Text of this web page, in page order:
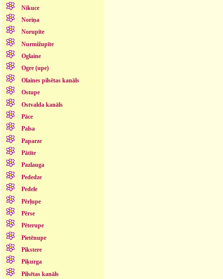
Nikuce
Noriņa
Norupīte
Nurmižupīte
Oglaine
Ogre (upe)
Olaines pilsētas kanāls
Ostupe
Ostvalda kanāls
Pāce
Palsa
Paparze
Pātīte
Pazlauga
Pededze
Pedele
Pērļupe
Pērse
Pēterupe
Pietēnupe
Pikstere
Piķurga
Pilsētas kanāls